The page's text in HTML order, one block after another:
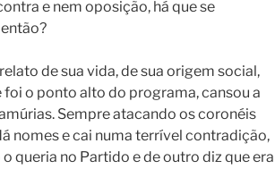
e nem oposição, há que se
de sua vida, de sua origem social,
o ponto alto do programa, cansou a
Sempre atacando os coronéis
nomes e cai numa terrível contradição,
queria no Partido e de outro diz que era